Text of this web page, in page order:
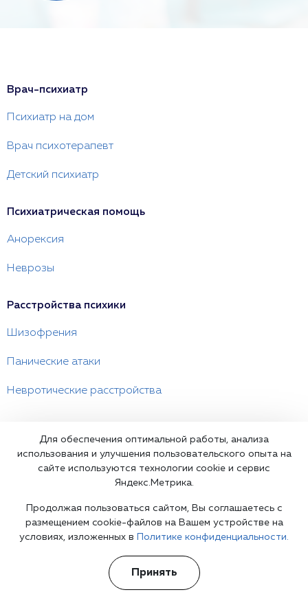
Врач-психиатр
Психиатр на дом
Врач психотерапевт
Детский психиатр
Психиатрическая помощь
Анорексия
Неврозы
Расстройства психики
Шизофрения
Панические атаки
Невротические расстройства
Семейный психолог
Психолог сексолог
Политика конфиденциальности
Для обеспечения оптимальной работы, анализа
использования и улучшения пользовательского опыта на
сайте используются технологии cookie и сервис
Яндекс.Метрика.
Продолжая пользоваться сайтом, Вы соглашаетесь с
размещением cookie-файлов на Вашем устройстве на
условиях, изложенных в
Политике конфиденциальности.
Принять